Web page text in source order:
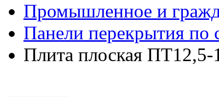
Промышленное и
Панели перекрытия по
Плита плоская